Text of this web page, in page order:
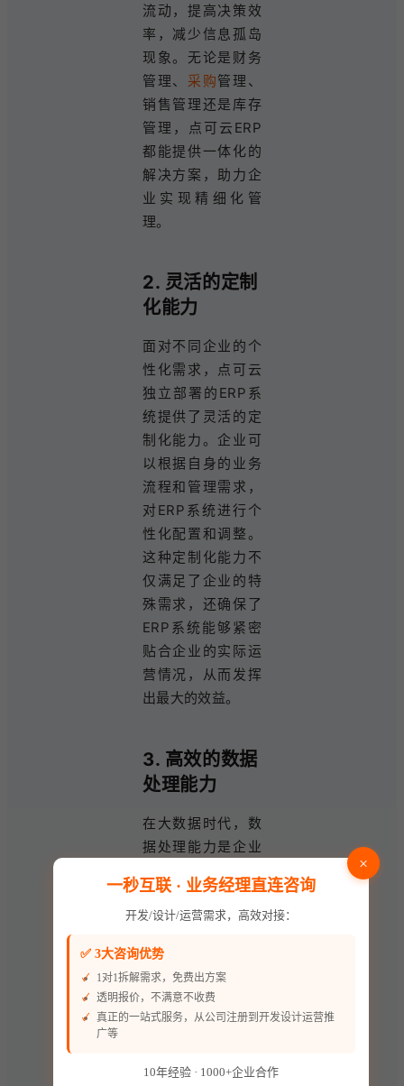
流动，提高决策效
率，减少信息孤岛
现象。无论是财务
管理、 采购管理、
销售管理还是库存
管理，点可云ERP
都能提供一体化的
解决方案，助力企
业实现精细化管
理。
2. 灵活的定制
化能力
面对不同企业的个
性化需求，点可云
独立部署的ERP系
统提供了灵活的定
制化能力。企业可
以根据自身的业务
流程和管理需求，
对ERP系统进行个
性化配置和调整。
这种定制化能力不
仅满足了企业的特
殊需求，还确保了
ERP系统能够紧密
贴合企业的实际运
营情况，从而发挥
出最大的效益。
3. 高效的数据
处理能力
在大数据时代，数
据处理能力是企业
价指标之一。点可
云独立部署的ERP
数据处理技术和算
法，能够高效处理
海量数据，提供实
企业能够快速响应
×
一秒互联 · 业务经理直连咨询
开发/设计/运营需求，高效对接：
✅ 3大咨询优势
1对1拆解需求，免费出方案
透明报价，不满意不收费
真正的一站式服务，从公司注册到开发设计运营推
广等
10年经验 · 1000+企业合作